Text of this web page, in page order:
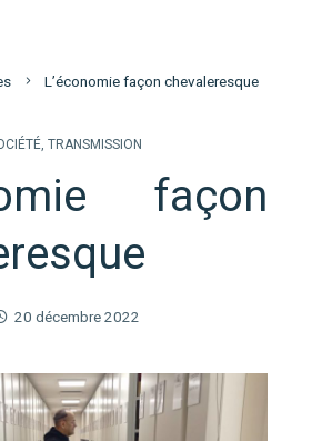
L’économie façon chevaleresque
, TRANSMISSION
façon
20 décembre 2022